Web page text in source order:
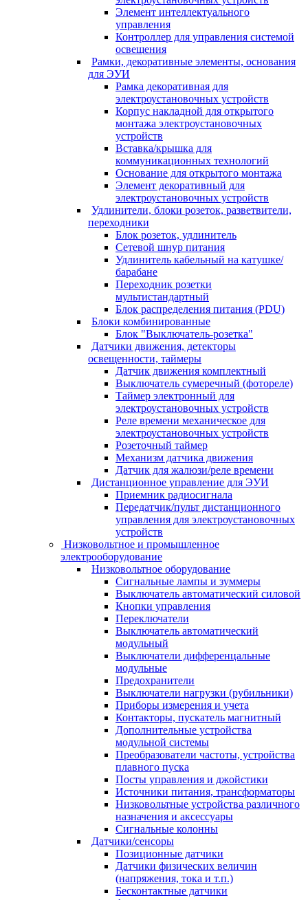
Элемент интеллектуального
управления
Контроллер для управления системой
освещения
Рамки, декоративные элементы, основания
для ЭУИ
Рамка декоративная для
электроустановочных устройств
Корпус накладной для открытого
монтажа электроустановочных
устройств
Вставка/крышка для
коммуникационных технологий
Основание для открытого монтажа
Элемент декоративный для
электроустановочных устройств
Удлинители, блоки розеток, разветвители,
переходники
Блок розеток, удлинитель
Сетевой шнур питания
Удлинитель кабельный на катушке/
барабане
Переходник розетки
мультистандартный
Блок распределения питания (PDU)
Блоки комбинированные
Блок "Выключатель-розетка"
Датчики движения, детекторы
освещенности, таймеры
Датчик движения комплектный
Выключатель сумеречный (фотореле)
Таймер электронный для
электроустановочных устройств
Реле времени механическое для
электроустановочных устройств
Розеточный таймер
Механизм датчика движения
Датчик для жалюзи/реле времени
Дистанционное управление для ЭУИ
Приемник радиосигнала
Передатчик/пульт дистанционного
управления для электроустановочных
устройств
Низковольтное и промышленное
электрооборудование
Низковольтное оборудование
Сигнальные лампы и зуммеры
Выключатель автоматический силовой
Кнопки управления
Переключатели
Выключатель автоматический
модульный
Выключатели дифференцальные
модульные
Предохранители
Выключатели нагрузки (рубильники)
Приборы измерения и учета
Контакторы, пускатель магнитный
Дополнительные устройства
модульной системы
Преобразователи частоты, устройства
плавного пуска
Посты управления и джойстики
Источники питания, трансформаторы
Низковольтные устройства различного
назначения и аксессуары
Сигнальные колонны
Датчики/сенсоры
Позиционные датчики
Датчики физических величин
(напряжения, тока и т.п.)
Бесконтактные датчики